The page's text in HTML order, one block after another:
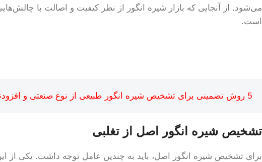
می‌شود. از آنجایی که بازار شیره انگور از نظر کیفیت و اصالت با
است.
5 روش تضمینی برای تشخیص شیره انگور طبیعی از نوع صنعتی و افزودنی‌دار
تشخیص شیره انگور اصل از تغلبی
برای تشخیص شیره انگور اصل، باید به چندین عامل توجه داشت. یکی از